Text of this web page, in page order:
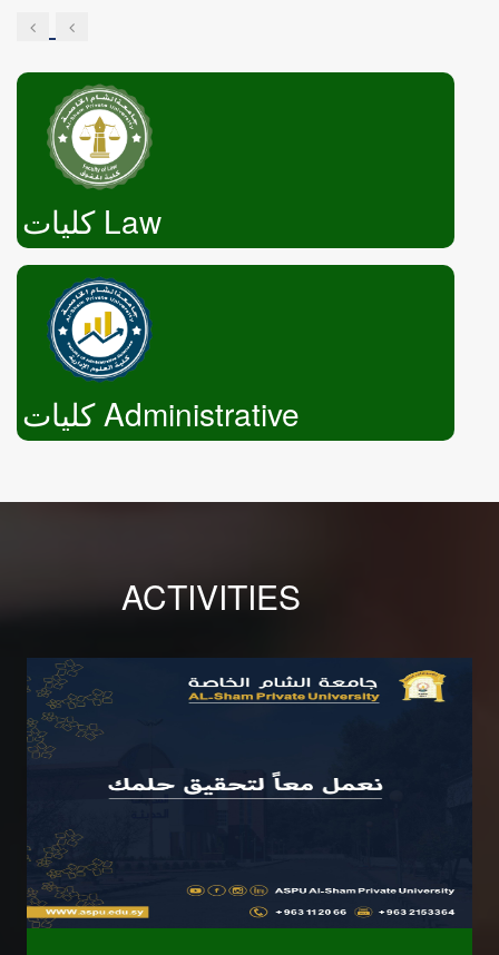
Engineering
كليات Law
كليات Administrative
كليات International
Diplomacy
كليات Pharmacy
ACTIVITIES